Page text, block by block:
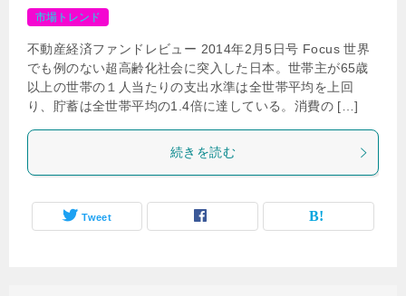
市場トレンド
不動産経済ファンドレビュー 2014年2月5日号 Focus 世界
でも例のない超高齢化社会に突入した日本。世帯主が65歳
以上の世帯の１人当たりの支出水準は全世帯平均を上回
り、貯蓄は全世帯平均の1.4倍に達している。消費の […]
続きを読む
Tweet